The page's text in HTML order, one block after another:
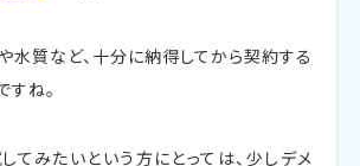
水質など、十分に納得してから契約する
ね。
てみたいという方にとっては、少しデメ